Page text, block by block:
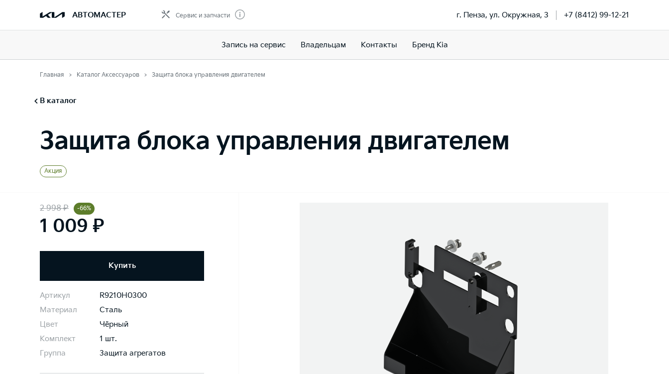
АВТОМАСТЕР Сервис и запчасти г. Пенза, ул. Окружная, 3 +7 (8412) 99-12-21
Запись на сервис Владельцам Контакты Бренд Kia
Главная Каталог Аксессуаров Защита блока управления двигателем
В каталог
Защита блока управления двигателем
Акция
2 998 ₽ -66%
1 009 ₽
Купить
Артикул
R9210H0300
Материал
Сталь
Цвет
Чёрный
Комплект
1 шт.
Группа
Защита агрегатов